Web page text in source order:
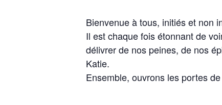
Bienvenue à tous, initiés et non
Il est chaque fois étonnant de
délivrer de nos peines, de nos
Katie.
Ensemble, ouvrons les portes